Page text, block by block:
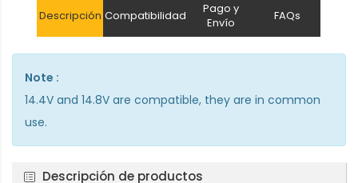
Descripción Compatibilidad
Pago y
Envío
FAQs
Note :
14.4V and 14.8V are compatible, they are in common
use.
Descripción de productos